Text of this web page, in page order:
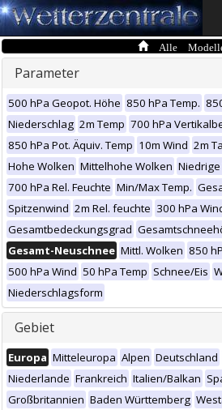
Alle
Parameter
500 hPa Geopot. Höhe 850 hPa Temp.
Niederschlag 2m Temp 700 hPa
850 hPa Pot. Äquiv. Temp 10m Wind 2m
Hohe Wolken Mittelhohe Wolken
700 hPa Rel. Feuchte Min/Max Temp.
Spitzenwind 2m Rel. feuchte 300 hPa
Gesamtbedeckungsgrad
Gesamt-Neuschnee Mittl. Wolken 850
500 hPa Wind 50 hPa Temp Schnee/Eis
Niederschlagsform
Gebiet
Europa Mitteleuropa Alpen Deutschland
Niederlande Frankreich Italien/Balkan
Großbritannien Baden Württemberg